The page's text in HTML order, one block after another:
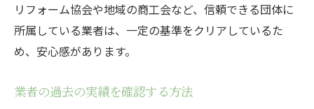
リフォーム協会や地域の商工会など、信頼できる団体に
所属している業者は、一定の基準をクリアしているた
め、安心感があります。
業者の過去の実績を確認する方法